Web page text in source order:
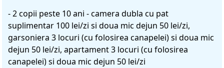
- 2 copii peste 10 ani - camera dubla cu pat
suplimentar 100 lei/zi si doua mic dejun 50 lei/zi,
garsoniera 3 locuri (cu folosirea canapelei) si doua mic
dejun 50 lei/zi, apartament 3 locuri (cu folosirea
canapelei) si doua mic dejun 50 lei/zi